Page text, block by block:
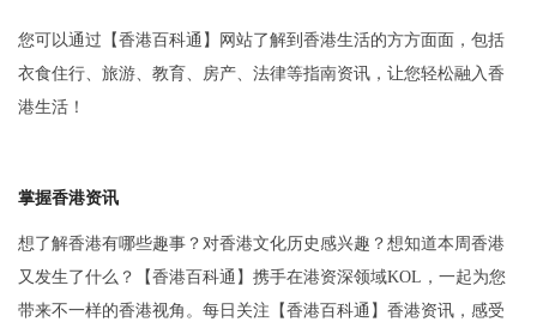
您可以通过【香港百科通】网站了解到香港生活的方方面面，包括
衣食住行、旅游、教育、房产、法律等指南资讯，让您轻松融入香
港生活！
掌握香港资讯
想了解香港有哪些趣事？对香港文化历史感兴趣？想知道本周香港
又发生了什么？【香港百科通】携手在港资深领域KOL，一起为您
带来不一样的香港视角。每日关注【香港百科通】香港资讯，感受